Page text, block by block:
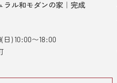
ラル和モダンの家｜完成
日) 10:00〜18:00